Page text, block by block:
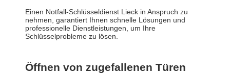
Einen Notfall-Schlüsseldienst Lieck in Anspruch zu
nehmen, garantiert Ihnen schnelle Lösungen und
professionelle Dienstleistungen, um Ihre
Schlüsselprobleme zu lösen.
Öffnen von zugefallenen Türen